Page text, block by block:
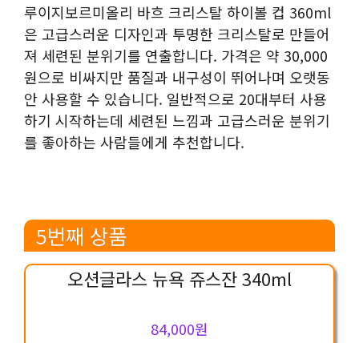
루이지보르미올리 바흐 크리스탈 하이볼 컵 360ml
은 고급스러운 디자인과 투명한 크리스탈로 만들어
져 세련된 분위기를 연출합니다. 가격은 약 30,000
원으로 비싸지만 품질과 내구성이 뛰어나며 오랫동
안 사용할 수 있습니다. 일반적으로 20대부터 사용
하기 시작하는데 세련된 느낌과 고급스러운 분위기
를 좋아하는 사람들에게 추천합니다.
5번째 상품
오션글라스 뉴욕 쥬스잔 340ml
84,000원